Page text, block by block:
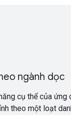
ngành dọc
cụ thể của ứng
theo một loạt